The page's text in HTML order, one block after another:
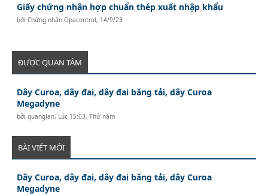
Giấy chứng nhận hợp chuẩn thép xuất nhập khẩu
bởiChứng nhận Opacontrol, 14/9/23
ĐƯỢC QUAN TÂM
Dây Curoa, dây đai, dây đai băng tải, dây Curoa
Megadyne
bởiquanglan, Lúc 15:03, Thứ năm
BÀI VIẾT MỚI
Dây Curoa, dây đai, dây đai băng tải, dây Curoa
Megadyne